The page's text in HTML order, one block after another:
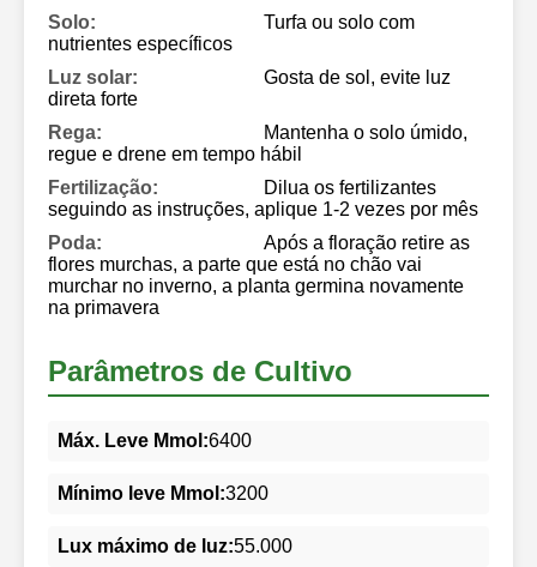
Solo:
Turfa ou solo com
nutrientes específicos
Luz solar:
Gosta de sol, evite luz
direta forte
Rega:
Mantenha o solo úmido,
regue e drene em tempo hábil
Fertilização:
Dilua os fertilizantes
seguindo as instruções, aplique 1-2 vezes por mês
Poda:
Após a floração retire as
flores murchas, a parte que está no chão vai
murchar no inverno, a planta germina novamente
na primavera
Parâmetros de Cultivo
Máx. Leve Mmol:6400
Mínimo leve Mmol:3200
Lux máximo de luz:55.000